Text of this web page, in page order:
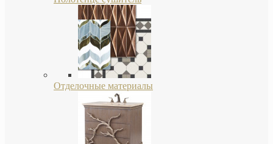
Отделочные материалы